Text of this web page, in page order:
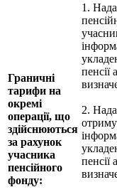
Граничні
тарифи на
окремі
операції, що
здійснюються
за рахунок
учасника
пенсійного
фонду:
1.
пенсії
2.
пенсії